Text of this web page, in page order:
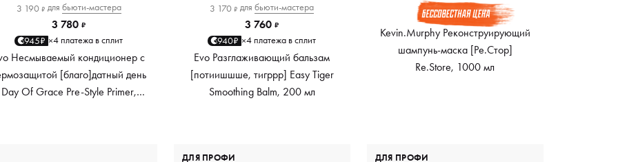
3 190 ₽ для бьюти-мастера
3 780 ₽
945₽ ×4 платежа в сплит
Несмываемый кондиционер с
[благо]датный день
Day Of Grace Pre-Style Primer,
3 170 ₽ для бьюти-мастера
3 760 ₽
940₽ ×4 платежа в сплит
Evo Разглаживающий бальзам
[потиишшше, тигррр] Easy Tiger
Smoothing Balm, 200 мл
Kevin.Murphy Реконструирующий
шампунь-маска [Ре.Стор]
Re.Store, 1000 мл
ДЛЯ ПРОФИ ДЛЯ ПРОФИ